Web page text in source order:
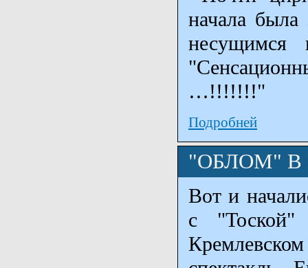
начала
несущимся
…!!!!!!!"
Подробней
"ОБЛОМ" В
Вот и
с